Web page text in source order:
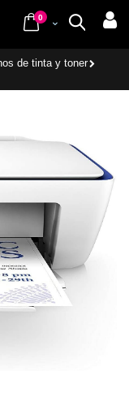
Buscar
Cart
0items
de tinta y toner